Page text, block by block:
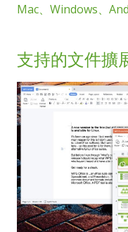
Mac、Windows、
支持的文件擴